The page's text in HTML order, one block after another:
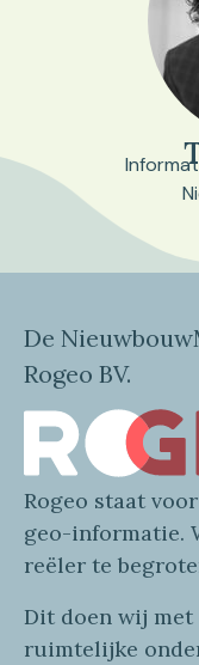
De
Rogeo BV.
Rogeo staat voor
geo-informatie.
reëler te
Dit doen wij met
ruimtelijke